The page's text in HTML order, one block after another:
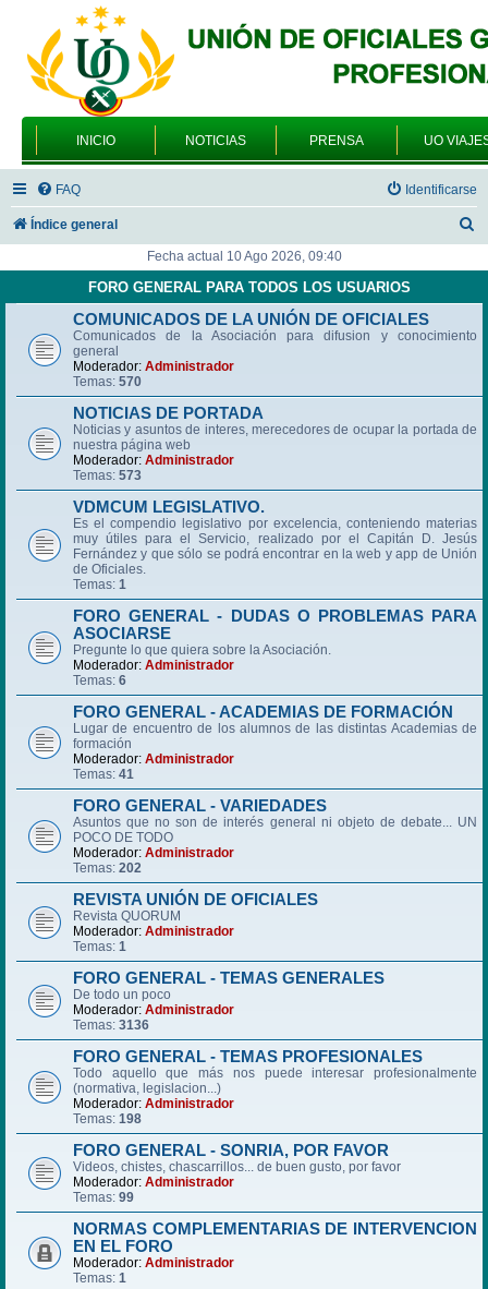
INICIO NOTICIAS PRENSA UO
FAQ Identificarse
Índice general
c
Fecha actual 10 Ago 2026, 09:40
FORO GENERAL PARA TODOS LOS USUARIOS
COMUNICADOS DE LA UNIÓN DE OFICIALES
Comunicados de la Asociación para difusion y conocimiento
general
Moderador: Administrador
Temas: 570
NOTICIAS DE PORTADA
Noticias y asuntos de interes, merecedores de ocupar la portada de
nuestra página web
Moderador: Administrador
Temas: 573
VDMCUM LEGISLATIVO.
Es el compendio legislativo por excelencia, conteniendo materias
muy útiles para el Servicio, realizado por el Capitán D. Jesús
Fernández y que sólo se podrá encontrar en la web y app de Unión
de Oficiales.
Temas: 1
FORO GENERAL - DUDAS O PROBLEMAS PARA
ASOCIARSE
Pregunte lo que quiera sobre la Asociación.
Moderador: Administrador
Temas: 6
FORO GENERAL - ACADEMIAS DE FORMACIÓN
Lugar de encuentro de los alumnos de las distintas Academias de
formación
Moderador: Administrador
Temas: 41
FORO GENERAL - VARIEDADES
Asuntos que no son de interés general ni objeto de debate... UN
POCO DE TODO
Moderador: Administrador
Temas: 202
REVISTA UNIÓN DE OFICIALES
Revista QUORUM
Moderador: Administrador
Temas: 1
FORO GENERAL - TEMAS GENERALES
De todo un poco
Moderador: Administrador
Temas: 3136
FORO GENERAL - TEMAS PROFESIONALES
Todo aquello que más nos puede interesar profesionalmente
(normativa, legislacion...)
Moderador: Administrador
Temas: 198
FORO GENERAL - SONRIA, POR FAVOR
Videos, chistes, chascarrillos... de buen gusto, por favor
Moderador: Administrador
Temas: 99
NORMAS COMPLEMENTARIAS DE INTERVENCION
EN EL FORO
Moderador: Administrador
Temas: 1